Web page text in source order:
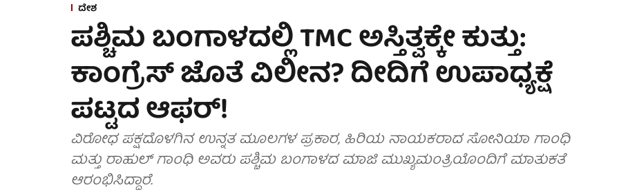
ದೇಶ
ಪಶ್ಚಿಮ ಬಂಗಾಳದಲ್ಲಿ TMC ಅಸ್ತಿತ್ವಕ್ಕೇ ಕುತ್ತು:
ಕಾಂಗ್ರೆಸ್ ಜೊತೆ ವಿಲೀನ? ದೀದಿಗೆ ಉಪಾಧ್ಯಕ್ಷೆ
ಪಟ್ಟದ ಆಫರ್!
ವಿರೋಧ ಪಕ್ಷದೊಳಗಿನ ಉನ್ನತ ಮೂಲಗಳ ಪ್ರಕಾರ, ಹಿರಿಯ ನಾಯಕರಾದ ಸೋನಿಯಾ ಗಾಂಧಿ
ಮತ್ತು ರಾಹುಲ್ ಗಾಂಧಿ ಅವರು ಪಶ್ಚಿಮ ಬಂಗಾಳದ ಮಾಜಿ ಮುಖ್ಯಮಂತ್ರಿಯೊಂದಿಗೆ ಮಾತುಕತೆ
ಆರಂಭಿಸಿದ್ದಾರೆ.